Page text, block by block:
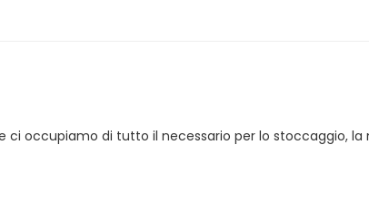
ci occupiamo di tutto il necessario per lo stoccaggio,